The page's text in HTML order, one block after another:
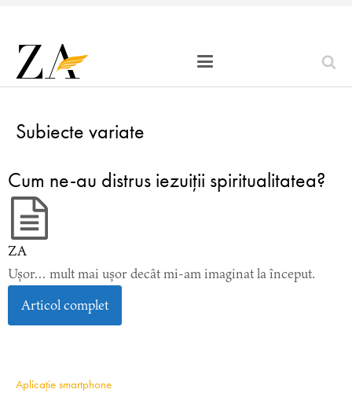
Subiecte variate
Cum ne-au distrus iezuiții spiritualitatea?
ZA
Ușor… mult mai ușor decât mi-am imaginat la început.
Articol complet
Aplicație smartphone